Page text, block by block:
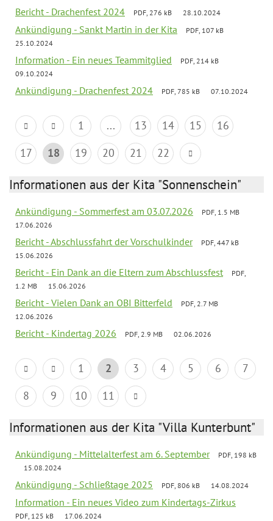
Bericht - Drachenfest 2024 PDF, 276 kB 28.10.2024
Ankündigung - Sankt Martin in der Kita
PDF, 107 kB
25.10.2024
Information - Ein neues Teammitglied
PDF, 214 kB
09.10.2024
Ankündigung - Drachenfest 2024 PDF, 785 kB 07.10.2024
1 ... 13 14 15
16
17
18 19 20 21 22
Informationen aus der Kita "Sonnenschein"
Ankündigung - Sommerfest am 03.07.2026
PDF, 1.5 MB
17.06.2026
Bericht - Abschlussfahrt der Vorschulkinder
PDF, 447 kB
15.06.2026
Bericht - Ein Dank an die Eltern zum Abschlussfest
PDF,
1.2 MB
15.06.2026
Bericht - Vielen Dank an OBI Bitterfeld
PDF, 2.7 MB
12.06.2026
Bericht - Kindertag 2026 PDF, 2.9 MB 02.06.2026
1 2 3 4 5 6
7
8
9 10 11
Informationen aus der Kita "Villa Kunterbunt"
Ankündigung - Mittelalterfest am 6. September
PDF, 198 kB
15.08.2024
Ankündigung - Schließtage 2025 PDF, 806 kB 14.08.2024
Information - Ein neues Video zum Kindertags-Zirkus
PDF, 125 kB 17.06.2024